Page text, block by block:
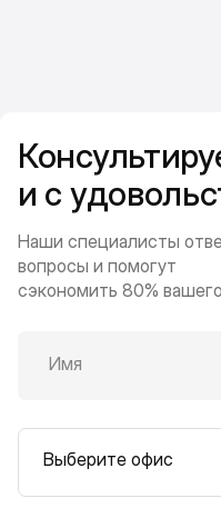
и с
Наши специалисты
вопросы и помогут
сэкономить 80%
Имя
Выберите офис